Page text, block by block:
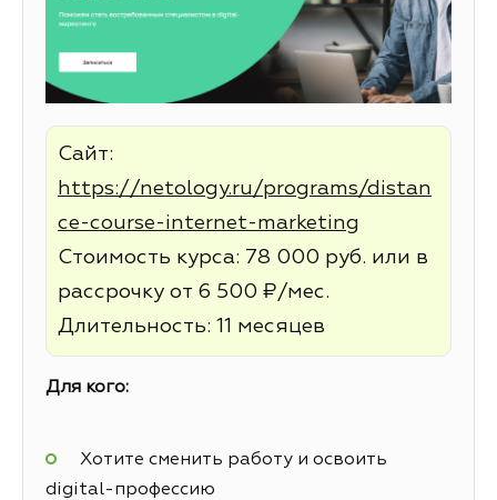
Сайт:
https://netology.ru/programs/distan
ce-course-internet-marketing
Стоимость курса: 78 000 руб. или в
рассрочку от 6 500 ₽/мес.
Длительность: 11 месяцев
Для кого:
Хотите сменить работу и освоить
digital-профессию